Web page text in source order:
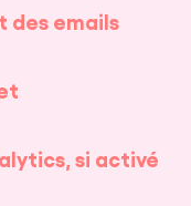
des emails
si activé